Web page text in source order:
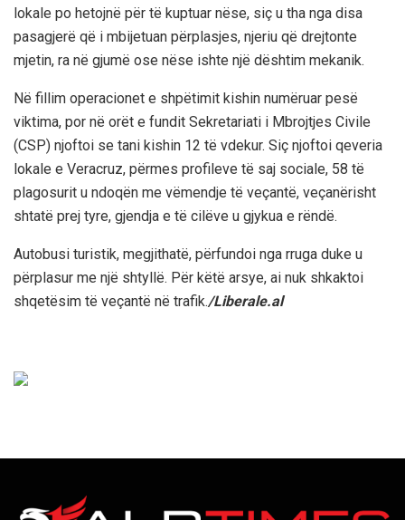
lokale po hetojnë për të kuptuar nëse, siç u tha nga disa
pasagjerë që i mbijetuan përplasjes, njeriu që drejtonte
mjetin, ra në gjumë ose nëse ishte një dështim mekanik.
Në fillim operacionet e shpëtimit kishin numëruar pesë
viktima, por në orët e fundit Sekretariati i Mbrojtjes Civile
(CSP) njoftoi se tani kishin 12 të vdekur. Siç njoftoi qeveria
lokale e Veracruz, përmes profileve të saj sociale, 58 të
plagosurit u ndoqën me vëmendje të veçantë, veçanërisht
shtatë prej tyre, gjendja e të cilëve u gjykua e rëndë.
Autobusi turistik, megjithatë, përfundoi nga rruga duke u
përplasur me një shtyllë. Për këtë arsye, ai nuk shkaktoi
shqetësim të veçantë në trafik./Liberale.al